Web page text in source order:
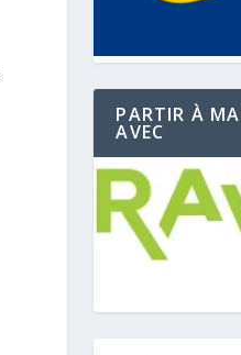
PARTIR À
AVEC